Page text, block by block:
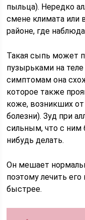
пыльца). Нередко
смене климата или
районе, где
Такая сыпь может
пузырьками на
симптомам она
которое также
коже, возникших
болезни). Зуд при
сильным, что с ним
нибудь делать.
Он мешает
поэтому лечить
быстрее.